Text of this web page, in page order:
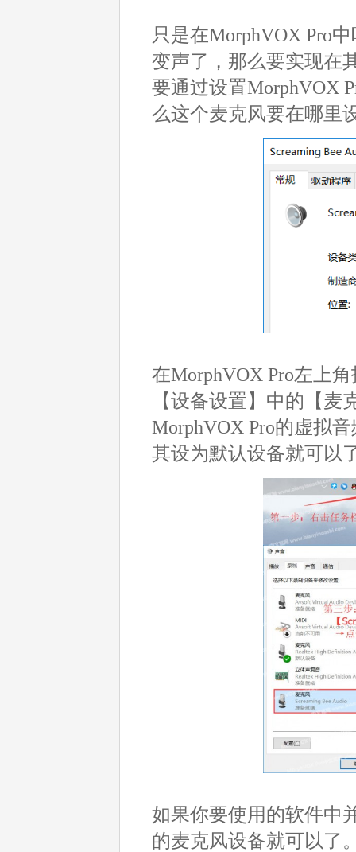
只是在MorphVOX Pro
变声了，那么要实现在
要通过设置MorphVOX
么这个麦克风要在哪里
在MorphVOX Pro左上
【设备设置】中的【
MorphVOX Pro的虚拟
其设为默认设备就可以
如果你要使用的软件中
的麦克风设备就可以了